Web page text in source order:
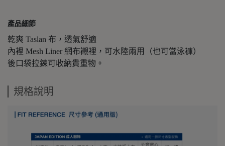
產品細節
乾爽 Taslan 布，透氣舒適
內裡 Mesh Liner 網布襯裡，可水陸兩用（也可當泳褲）
後口袋拉鍊可收納貴重物。
規格說明